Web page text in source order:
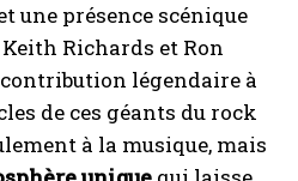
une présence scénique
Richards et Ron
légendaire à
de ces géants du rock
à la musique, mais